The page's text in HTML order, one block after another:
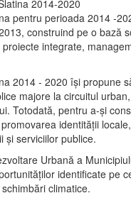
pentru perioada 2014 -
construind pe o bază
integrate,
2014 - 2020 își propune
majore la circuitul
Totodată, pentru a-şi
identităţii
şi serviciilor publice.
Urbană a
identificate pe
climatice.